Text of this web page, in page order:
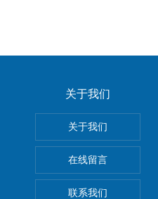
关于我们
关于我们
在线留言
联系我们